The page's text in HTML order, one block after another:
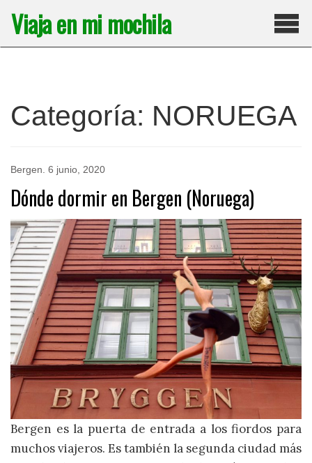
contenido
Viaja en mi mochila
Categoría: NORUEGA
Bergen 6 junio, 2020
Dónde dormir en Bergen (Noruega)
Bergen es la puerta de entrada a los fiordos para
muchos viajeros. Es también la segunda ciudad más